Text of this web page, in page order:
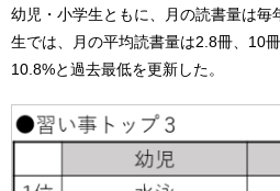
幼児・小学生ともに、月の読書量は毎
生では、月の平均読書量は2.8冊、10
10.8%と過去最低を更新した。